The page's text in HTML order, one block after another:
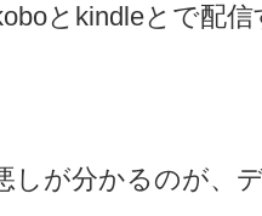
とkindleとで配
しが分かるのが、